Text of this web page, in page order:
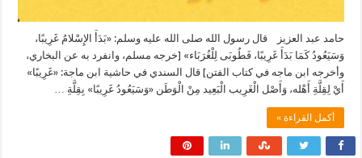
حامد عبد العزيز قال رسول الله صلى الله عليه وسلم: «بَدَأَ الإِسْلامُ غَرِيبًا،
وَسَيَعُودُ كَمَا بَدَأَ غَرِيبًا، فَطُوبَى لِلْغُرَبَاء» [خرجه مسلم، وانفرد به عن البخاري،
وأخرجه ابن ماجه في كتاب الفتن] قال السندي في حاشية ابن ماجة: «غَرِيبًا»
أَيْ لِقِلَّةِ أَهْله، وَأَصْل الْغَرِيب الْبَعِيد مِنْ الْوَطَن «وَسَيَعُودُ غَرِيبًا» بِقِلَّةِ …
أكمل القراءة »